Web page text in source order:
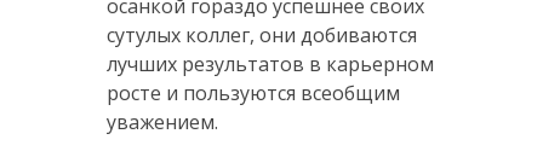
осанкой гораздо успешнее своих
сутулых коллег, они добиваются
лучших результатов в карьерном
росте и пользуются всеобщим
уважением.